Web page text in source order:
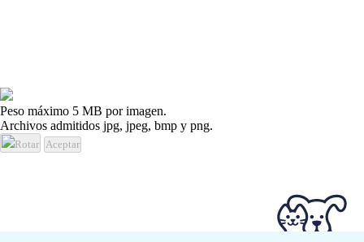
Peso máximo 5 MB por imagen.
Archivos admitidos jpg, jpeg, bmp y png.
Rotar Aceptar